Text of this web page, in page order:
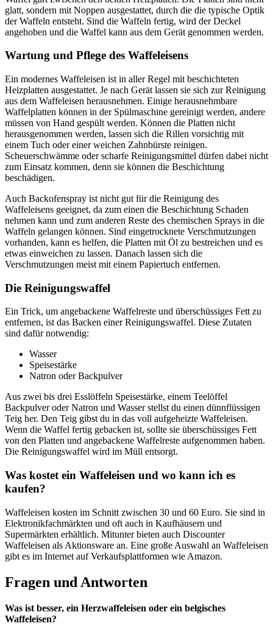
glatt, sondern mit Noppen ausgestattet, durch die die typische Optik
der Waffeln entsteht. Sind die Waffeln fertig, wird der Deckel
angehoben und die Waffel kann aus dem Gerät genommen werden.
Wartung und Pflege des Waffeleisens
Ein modernes Waffeleisen ist in aller Regel mit beschichteten
Heizplatten ausgestattet. Je nach Gerät lassen sie sich zur Reinigung
aus dem Waffeleisen herausnehmen. Einige herausnehmbare
Waffelplatten können in der Spülmaschine gereinigt werden, andere
müssen von Hand gespült werden. Können die Platten nicht
herausgenommen werden, lassen sich die Rillen vorsichtig mit
einem Tuch oder einer weichen Zahnbürste reinigen.
Scheuerschwämme oder scharfe Reinigungsmittel dürfen dabei nicht
zum Einsatz kommen, denn sie können die Beschichtung
beschädigen.
Auch Backofenspray ist nicht gut für die Reinigung des
Waffeleisens geeignet, da zum einen die Beschichtung Schaden
nehmen kann und zum anderen Reste des chemischen Sprays in die
Waffeln gelangen können. Sind eingetrocknete Verschmutzungen
vorhanden, kann es helfen, die Platten mit Öl zu bestreichen und es
etwas einweichen zu lassen. Danach lassen sich die
Verschmutzungen meist mit einem Papiertuch entfernen.
Die Reinigungswaffel
Ein Trick, um angebackene Waffelreste und überschüssiges Fett zu
entfernen, ist das Backen einer Reinigungswaffel. Diese Zutaten
sind dafür notwendig:
Wasser
Speisestärke
Natron oder Backpulver
Aus zwei bis drei Esslöffeln Speisestärke, einem Teelöffel
Backpulver oder Natron und Wasser stellst du einen dünnflüssigen
Teig her. Den Teig gibst du in das voll aufgeheizte Waffeleisen.
Wenn die Waffel fertig gebacken ist, sollte sie überschüssiges Fett
von den Platten und angebackene Waffelreste aufgenommen haben.
Die Reinigungswaffel wird im Müll entsorgt.
Was kostet ein Waffeleisen und wo kann ich es
kaufen?
Waffeleisen kosten im Schnitt zwischen 30 und 60 Euro. Sie sind in
Elektronikfachmärkten und oft auch in Kaufhäusern und
Supermärkten erhältlich. Mitunter bieten auch Discounter
Waffeleisen als Aktionsware an. Eine große Auswahl an Waffeleisen
gibt es im Internet auf Verkaufsplattformen wie Amazon.
Fragen und Antworten
Was ist besser, ein Herzwaffeleisen oder ein belgisches
Waffeleisen?